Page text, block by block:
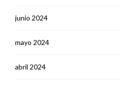
junio 2024
mayo 2024
abril 2024